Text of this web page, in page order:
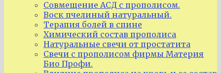
Совмещение АСД с прополисом.
Воск пчелиный натуральный.
Терапия болей в спине
Химический состав прополиса
Натуральные свечи от простатита
Свечи с прополисом фирмы Материя
Био Профи.